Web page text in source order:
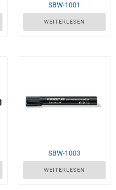
SBW-1001
WEITERLESEN
SBW-1003
WEITERLESEN